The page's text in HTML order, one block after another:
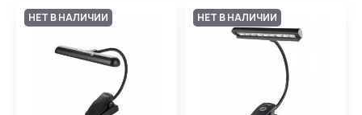
НЕТ В НАЛИЧИИ НЕТ В НАЛИЧИИ